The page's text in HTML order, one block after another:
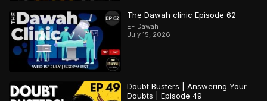
The Dawah clinic Episode 62
EF Dawah
July 15, 2026
Doubt Busters | Answering Your
Doubts | Episode 49